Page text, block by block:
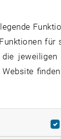
für
jeweiligen